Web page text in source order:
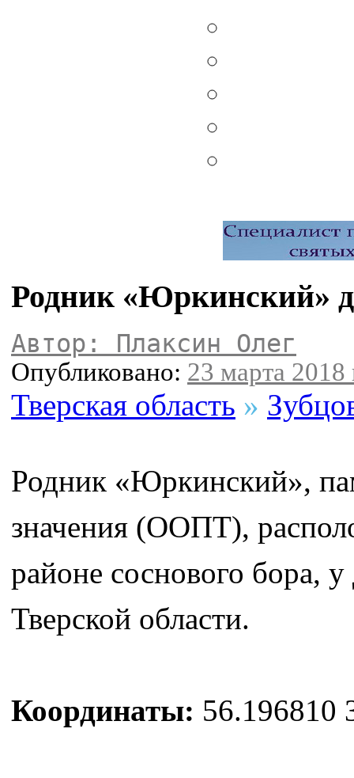
Родник «Юркинский»
Автор: Плаксин Олег
Опубликовано: 23 марта 2018
Тверская область »
Родник «Юркинский»,
значения (ООПТ),
районе соснового бора,
Тверской области.
Координаты: 56.196810